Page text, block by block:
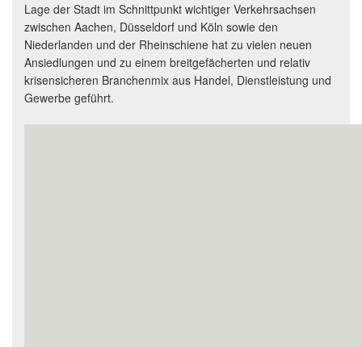
Lage der Stadt im Schnittpunkt wichtiger Verkehrsachsen
zwischen Aachen, Düsseldorf und Köln sowie den
Niederlanden und der Rheinschiene hat zu vielen neuen
Ansiedlungen und zu einem breitgefächerten und relativ
krisensicheren Branchenmix aus Handel, Dienstleistung und
Gewerbe geführt.